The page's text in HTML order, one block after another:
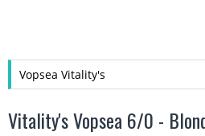
Vopsea Vitality's
Vitality's Vopsea 6/0 -